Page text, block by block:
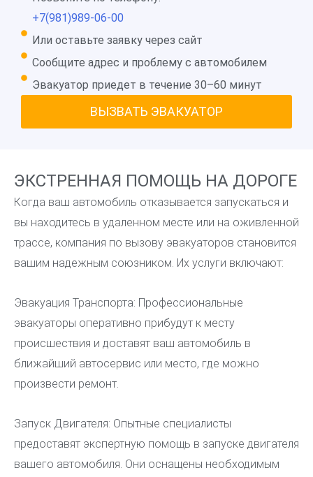
+7(981)989-06-00
Или оставьте заявку через сайт
Сообщите адрес и проблему с автомобилем
Эвакуатор приедет в течение 30–60 минут
ВЫЗВАТЬ ЭВАКУАТОР
ЭКСТРЕННАЯ ПОМОЩЬ НА ДОРОГЕ
Когда ваш автомобиль отказывается запускаться и
вы находитесь в удаленном месте или на оживленной
трассе, компания по вызову эвакуаторов становится
вашим надежным союзником. Их услуги включают:
Эвакуация Транспорта: Профессиональные
эвакуаторы оперативно прибудут к месту
происшествия и доставят ваш автомобиль в
ближайший автосервис или место, где можно
произвести ремонт.
Запуск Двигателя: Опытные специалисты
предоставят экспертную помощь в запуске двигателя
вашего автомобиля. Они оснащены необходимым